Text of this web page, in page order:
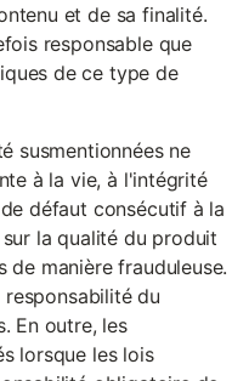
et de sa finalité.
responsable que
de ce type de
susmentionnées ne
à la vie, à l'intégrité
défaut consécutif à la
la qualité du produit
de manière frauduleuse.
du
En outre, les
lorsque les lois